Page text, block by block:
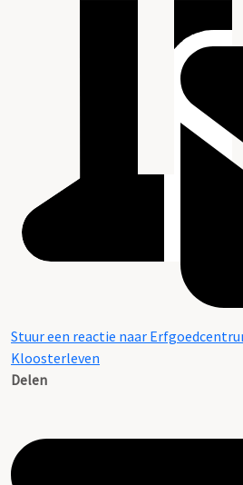
Stuur een reactie naar
Kloosterleven
Delen